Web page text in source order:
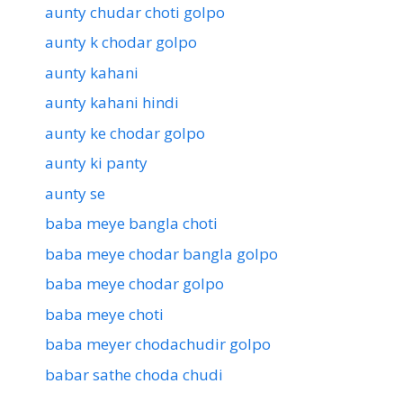
aunty chudar choti golpo
aunty k chodar golpo
aunty kahani
aunty kahani hindi
aunty ke chodar golpo
aunty ki panty
aunty se
baba meye bangla choti
baba meye chodar bangla golpo
baba meye chodar golpo
baba meye choti
baba meyer chodachudir golpo
babar sathe choda chudi